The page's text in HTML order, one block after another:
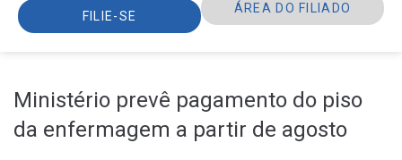
FILIE-SE
ÁREA DO FILIADO
Ministério prevê pagamento do piso
da enfermagem a partir de agosto